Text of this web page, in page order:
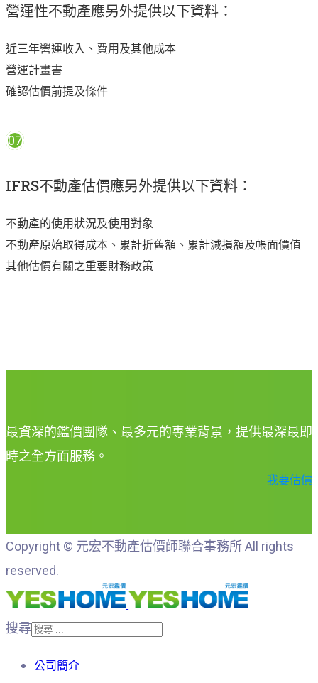
營運性不動產應另外提供以下資料：
近三年營運收入、費用及其他成本
營運計畫書
確認估價前提及條件
07
IFRS不動產估價應另外提供以下資料：
不動產的使用狀況及使用對象
不動產原始取得成本、累計折舊額、累計減損額及帳面價值
其他估價有關之重要財務政策
最資深的鑑價團隊、最多元的專業背景，提供最深最即
時之全方面服務。
我要估價
Copyright © 元宏不動產估價師聯合事務所 All rights
reserved.
搜尋
公司簡介